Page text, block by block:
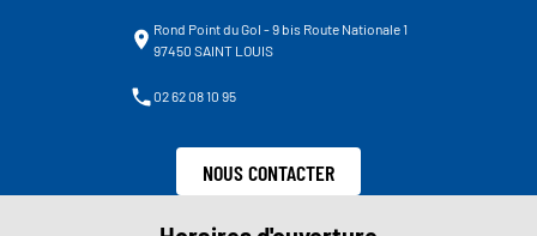
Rond Point du Gol - 9 bis Route Nationale 1
97450 SAINT LOUIS
02 62 08 10 95
NOUS CONTACTER